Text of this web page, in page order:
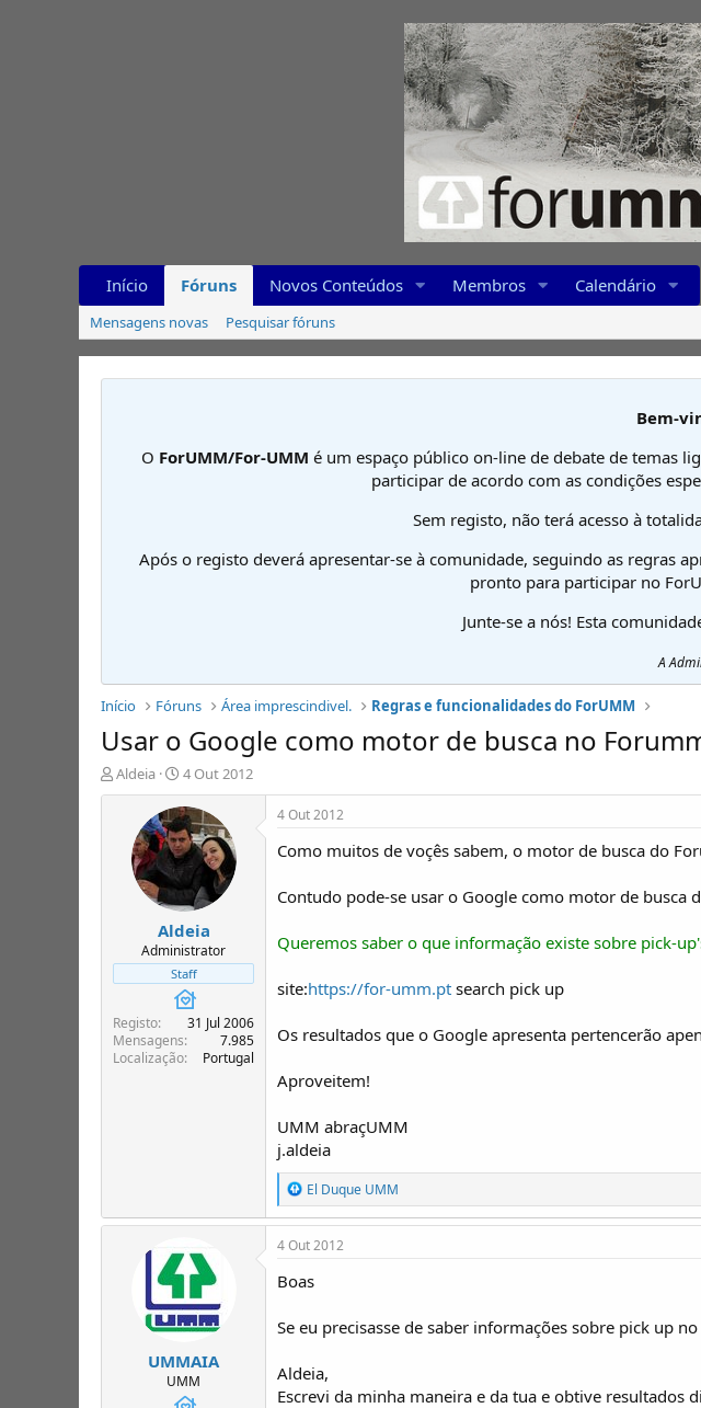
Início Fóruns Novos Conteúdos Membros Calendário
Mensagens novas Pesquisar fóruns
Bem-
O ForUMM/For-UMM é um espaço público on-line de debate de temas
participar de acordo com as condições
Sem registo, não terá acesso à
Após o registo deverá apresentar-se à comunidade, seguindo as regras
pronto para participar no
Junte-se a nós! Esta
A
Início Fóruns Área imprescindivel. Regras e funcionalidades do ForUMM
Usar o Google como motor de busca no
I
n
e
T
p
i
c
Aldeia
D
a
t
a
d
e
i
n
í
c
i
o
4 Out 2012
Aldeia
Administrator
Staff
Registo
31 Jul 2006
Mensagens
7.985
Localização
Portugal
4 Out 2012
Como muitos de voçês sabem, o motor de busca do
Contudo pode-se usar o Google como motor de busca
Queremos saber o que informação existe sobre pick-
site:https://for-umm.pt search pick up
Os resultados que o Google apresenta pertencerão
Aproveitem!
UMM abraçUMM
j.aldeia
R
e
a
ç
e
s
El Duque UMM
UMMAIA
UMM
4 Out 2012
Boas
Se eu precisasse de saber informações sobre pick up
Aldeia,
Escrevi da minha maneira e da tua e obtive resultados